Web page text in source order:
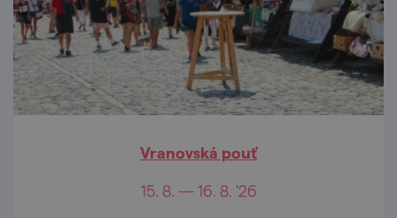
Vranovská pouť
15. 8. — 16. 8. '26